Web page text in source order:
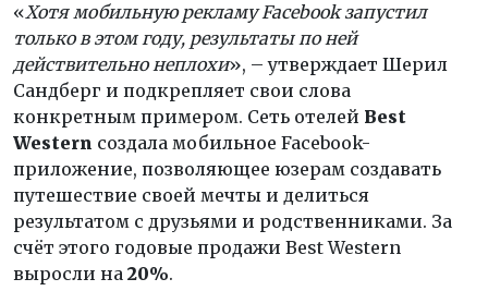
«Хотя мобильную рекламуFacebook запустил
только в этом году, результаты по ней
действительно неплохи», – утверждает Шерил
Сандберг и подкрепляет свои слова
конкретным примером. Сеть отелей Best
Western создала мобильное Facebook-
приложение, позволяющее юзерам создавать
путешествие своей мечты и делиться
результатом с друзьями и родственниками. За
счёт этого годовые продажи Best Western
выросли на 20%.